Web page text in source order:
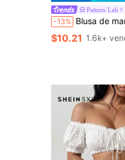
Pattern Lab
-13% Blusa de manga larga ajustada con cuello en V profundo, de
$10.21 1.6k+